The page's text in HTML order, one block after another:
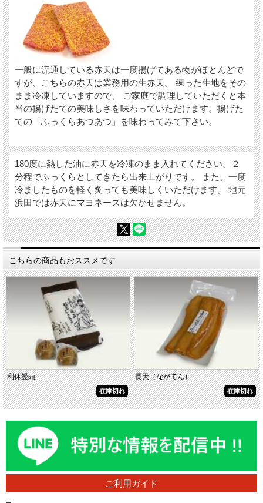
一般に流通している赤天は一度揚げてある物がほとんどで
すが、こちらの赤天は業務用の生赤天。 練った生地をその
まま冷凍していますので、 ご家庭で調理していただくと本
当の揚げたての美味しさを味わっていただけます。揚げた
ての「ふっくらあつあつ」を味わってみて下さい。
180度に熱した油に赤天を冷凍のまま入れてください。２
分程でふっくらとしてきたら出来上がりです。 また、一度
冷ましたものを軽く炙っても美味しくいただけます。 地元
浜田では赤天にマヨネーズは欠かせません。
こちらの商品もおススメです
利休饅頭
在庫切れ
長天（ながてん）
在庫切れ
ご利用ガイド